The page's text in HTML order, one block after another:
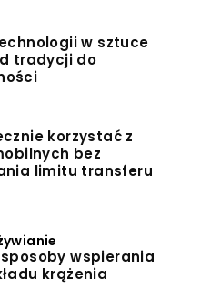
w sztuce
tradycji do
korzystać z
bez
limitu transferu
wspierania
krążenia